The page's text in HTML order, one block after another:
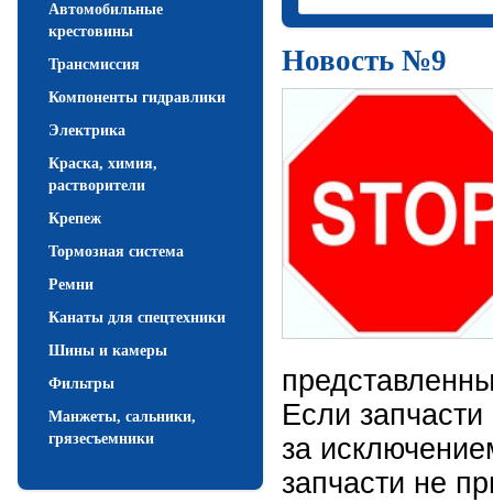
Новость №9
Если
за
запчасти не
Автомобильные
крестовины
Трансмиссия
Компоненты гидравлики
Электрика
Краска, химия,
растворители
Крепеж
Тормозная система
Ремни
Канаты для спецтехники
Шины и камеры
Фильтры
Манжеты, сальники,
грязесъемники